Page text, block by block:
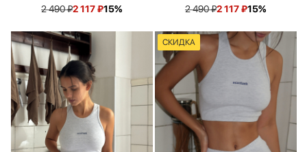
2 490₽2 117₽15% 2 490₽2 117₽15%
СКИДКА